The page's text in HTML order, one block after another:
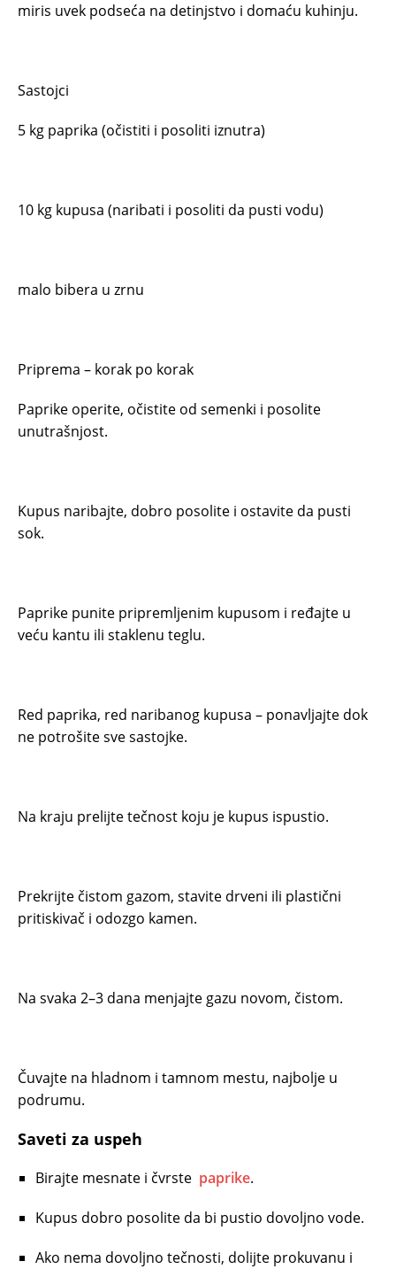
miris uvek podseća na detinjstvo i domaću kuhinju.
Sastojci
5 kg paprika (očistiti i posoliti iznutra)
10 kg kupusa (naribati i posoliti da pusti vodu)
malo bibera u zrnu
Priprema – korak po korak
Paprike operite, očistite od semenki i posolite
unutrašnjost.
Kupus naribajte, dobro posolite i ostavite da pusti
sok.
Paprike punite pripremljenim kupusom i ređajte u
veću kantu ili staklenu teglu.
Red paprika, red naribanog kupusa – ponavljajte dok
ne potrošite sve sastojke.
Na kraju prelijte tečnost koju je kupus ispustio.
Prekrijte čistom gazom, stavite drveni ili plastični
pritiskivač i odozgo kamen.
Na svaka 2–3 dana menjajte gazu novom, čistom.
Čuvajte na hladnom i tamnom mestu, najbolje u
podrumu.
Saveti za uspeh
Birajte mesnate i čvrste paprike.
Kupus dobro posolite da bi pustio dovoljno vode.
Ako nema dovoljno tečnosti, dolijte prokuvanu i